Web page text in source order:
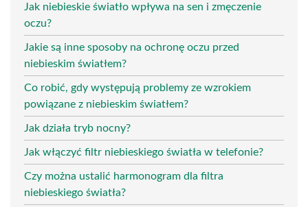
Jak niebieskie światło wpływa na sen i zmęczenie
oczu?
Jakie są inne sposoby na ochronę oczu przed
niebieskim światłem?
Co robić, gdy występują problemy ze wzrokiem
powiązane z niebieskim światłem?
Jak działa tryb nocny?
Jak włączyć filtr niebieskiego światła w telefonie?
Czy można ustalić harmonogram dla filtra
niebieskiego światła?